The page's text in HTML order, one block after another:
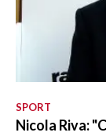
SPORT
Nicola Riva: